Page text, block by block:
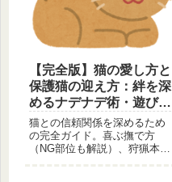
【完全版】猫の愛し方と
保護猫の迎え方：絆を深
めるナデナデ術・遊び
方・コミュニケーション
の極意
猫との信頼関係を深めるため
の完全ガイド。喜ぶ撫で方
（NG部位も解説）、狩猟本能